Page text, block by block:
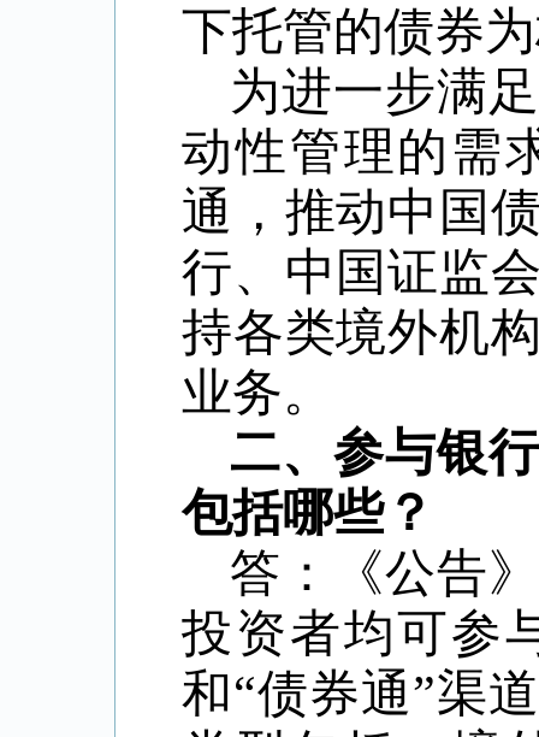
下托管的债券
为进一步满
动性管理的需
通，推动中国
行、中国证监
持各类境外机
业务。
二、参与银
包括哪些？
答：《公告
投资者均可参
和“债券通”渠